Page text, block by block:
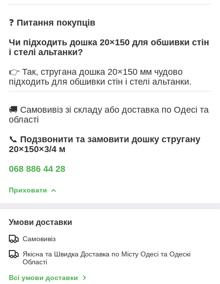
❓ Питання покупців
Чи підходить дошка 20×150 для обшивки стін
і стелі альтанки?
👉 Так, стругана дошка 20×150 мм чудово
підходить для обшивки стін і стелі альтанки.
🚚 Самовивіз зі складу або доставка по Одесі та
області
📞 Подзвонити та замовити дошку стругану
20×150×3/4 м
068 886 44 28
Приховати
Умови доставки
Самовивіз
Якісна та Швидка Доставка по Місту Одесі та Одескі
Області
Всі умови доставки